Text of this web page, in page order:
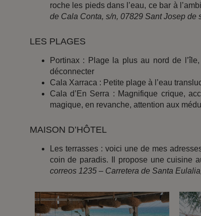
roche les pieds dans l’eau, ce bar à
de Cala Conta, s/n, 07829 Sant Josep de
LES PLAGES
Portinax : Plage la plus au nord de
déconnecter
Cala Xarraca : Petite plage à l’eau
Cala d’En Serra : Magnifique crique,
magique, en revanche, attention aux
MAISON D’HÔTEL
Les terrasses : voici une de mes
coin de paradis. Il propose une cuisine
correos 1235 – Carretera de Santa